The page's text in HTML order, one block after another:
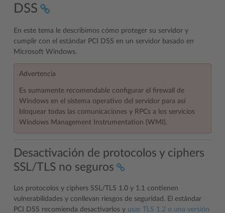
DSS
En este tema le describimos cómo proteger su servidor y
cumplir con el estándar PCI DSS en un servidor basado en
Microsoft Windows.
Advertencia
Es sumamente recomendable configurar el firewall de
Windows en el sistema operativo del servidor para así
bloquear todas las comunicaciones y RPCs a los servicios
Windows Management Instrumentation (WMI).
Desactivación de protocolos y ciphers
SSL/TLS no seguros
Los protocolos y ciphers SSL/TLS 1.0 y 1.1 contienen
vulnerabilidades y conllevan riesgos de seguridad. El estándar
PCI DSS recomienda desactivarlos y usar TLS 1.2 o una versión